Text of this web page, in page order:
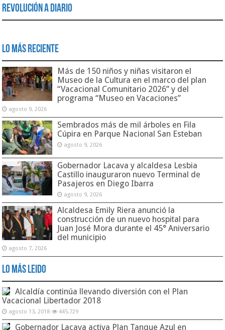
Revolución a Diario
Lo Más Reciente
Más de 150 niños y niñas visitaron el
Museo de la Cultura en el marco del plan
“Vacacional Comunitario 2026” y del
programa “Museo en Vacaciones”
agosto 9, 2026
Sembrados más de mil árboles en Fila
Cúpira en Parque Nacional San Esteban
agosto 9, 2026
Gobernador Lacava y alcaldesa Lesbia
Castillo inauguraron nuevo Terminal de
Pasajeros en Diego Ibarra
agosto 9, 2026
Alcaldesa Emily Riera anunció la
construcción de un nuevo hospital para
Juan José Mora durante el 45° Aniversario
del municipio
agosto 7, 2026
Lo Más Leido
Alcaldía continúa llevando diversión con el Plan
Vacacional Libertador 2018
agosto 13, 2018 445,729
Gobernador Lacava activa Plan Tanque Azul en